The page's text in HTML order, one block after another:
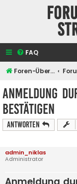
FAQ
Foren-Übersicht
Anmeldung
bestätigen
Antworten
admin_niklas
Administrator